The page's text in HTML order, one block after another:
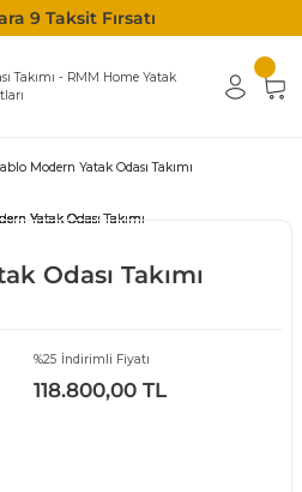
9 Taksit Fırsatı
Modern Yatak Odası Takımı
Odası Takımı
%25 İndirimli Fiyatı
118.800,00 TL